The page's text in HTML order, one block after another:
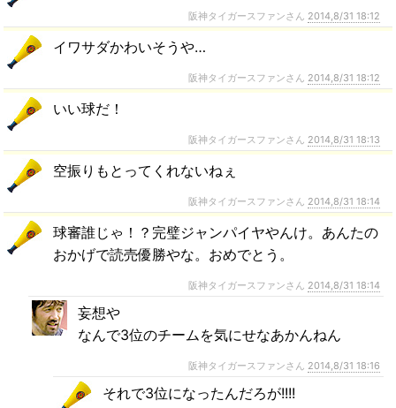
阪神タイガースファンさん 2014,8/31 18:12
イワサダかわいそうや…
阪神タイガースファンさん 2014,8/31 18:12
いい球だ！
阪神タイガースファンさん 2014,8/31 18:13
空振りもとってくれないねぇ
阪神タイガースファンさん 2014,8/31 18:14
球審誰じゃ！？完璧ジャンパイヤやんけ。あんたの
おかげで読売優勝やな。おめでとう。
阪神タイガースファンさん 2014,8/31 18:14
妄想や
なんで3位のチームを気にせなあかんねん
阪神タイガースファンさん 2014,8/31 18:16
それで3位になったんだろが!!!!